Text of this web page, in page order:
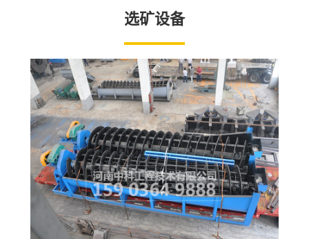
平的，否则不能进行安装。3、球
磨机的基础与地平面应有足够的...
选矿设备